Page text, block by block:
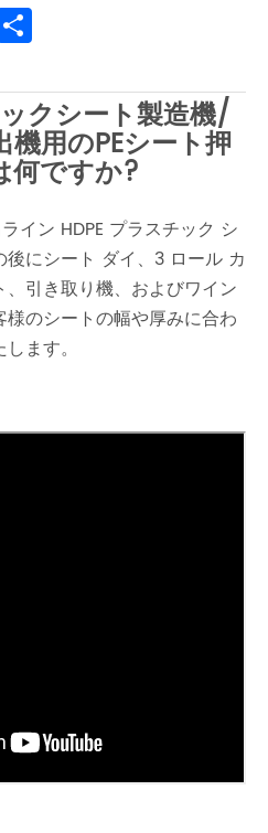
クシート製造機/
用のPEシート押
何ですか?
イン HDPE プラスチック シ
にシート ダイ、3 ロール カ
引き取り機、およびワイン
のシートの幅や厚みに合わ
ます。